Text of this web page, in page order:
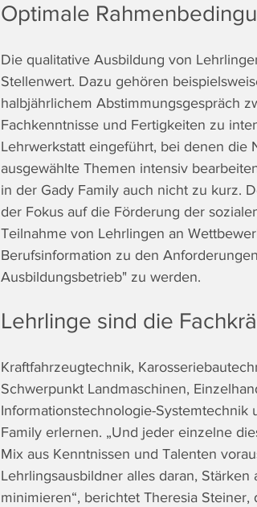
Optimale
Die qualitative Ausbildung von
Stellenwert. Dazu gehören
halbjährlichem Abstimmungsgespräch
Fachkenntnisse und Fertigkeiten zu
Lehrwerkstatt eingeführt, bei denen die
ausgewählte Themen intensiv
in der Gady Family auch nicht zu kurz.
der Fokus auf die Förderung der
Teilnahme von Lehrlingen an
Berufsinformation zu den
Ausbildungsbetrieb" zu werden.
Lehrlinge sind die
Kraftfahrzeugtechnik,
Schwerpunkt Landmaschinen,
Informationstechnologie-Systemtechnik
Family erlernen. „Und jeder einzelne
Mix aus Kenntnissen und Talenten
Lehrlingsausbildner alles daran,
minimieren“, berichtet Theresia